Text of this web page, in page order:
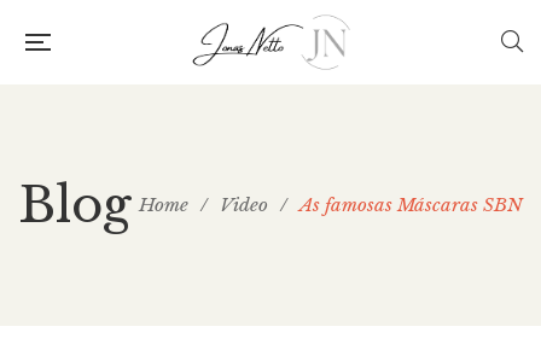
Blog Home / Video / As famosas Máscaras SBN